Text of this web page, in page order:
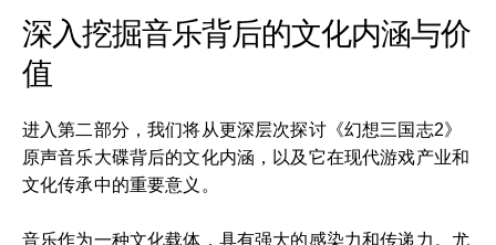
深入挖掘音乐背后的文化内涵与价
值
进入第二部分，我们将从更深层次探讨《幻想三国志2》
原声音乐大碟背后的文化内涵，以及它在现代游戏产业和
文化传承中的重要意义。
音乐作为一种文化载体，具有强大的感染力和传递力。尤